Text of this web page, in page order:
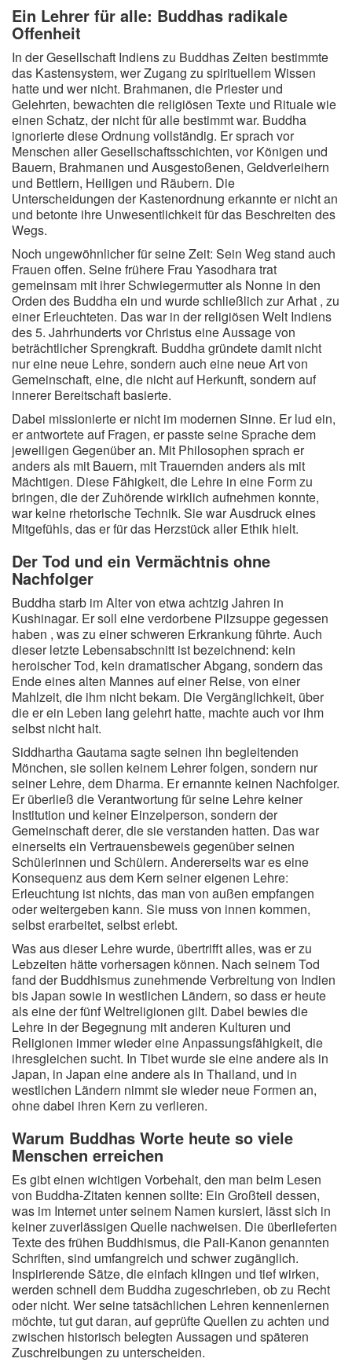
Ein Lehrer für alle: Buddhas radikale
Offenheit
In der Gesellschaft Indiens zu Buddhas Zeiten bestimmte
das Kastensystem, wer Zugang zu spirituellem Wissen
hatte und wer nicht. Brahmanen, die Priester und
Gelehrten, bewachten die religiösen Texte und Rituale wie
einen Schatz, der nicht für alle bestimmt war. Buddha
ignorierte diese Ordnung vollständig. Er sprach vor
Menschen aller Gesellschaftsschichten, vor Königen und
Bauern, Brahmanen und Ausgestoßenen, Geldverleihern
und Bettlern, Heiligen und Räubern. Die
Unterscheidungen der Kastenordnung erkannte er nicht an
und betonte ihre Unwesentlichkeit für das Beschreiten des
Wegs.
Noch ungewöhnlicher für seine Zeit: Sein Weg stand auch
Frauen offen. Seine frühere Frau Yasodhara trat
gemeinsam mit ihrer Schwiegermutter als Nonne in den
Orden des Buddha ein und wurde schließlich zur Arhat , zu
einer Erleuchteten. Das war in der religiösen Welt Indiens
des 5. Jahrhunderts vor Christus eine Aussage von
beträchtlicher Sprengkraft. Buddha gründete damit nicht
nur eine neue Lehre, sondern auch eine neue Art von
Gemeinschaft, eine, die nicht auf Herkunft, sondern auf
innerer Bereitschaft basierte.
Dabei missionierte er nicht im modernen Sinne. Er lud ein,
er antwortete auf Fragen, er passte seine Sprache dem
jeweiligen Gegenüber an. Mit Philosophen sprach er
anders als mit Bauern, mit Trauernden anders als mit
Mächtigen. Diese Fähigkeit, die Lehre in eine Form zu
bringen, die der Zuhörende wirklich aufnehmen konnte,
war keine rhetorische Technik. Sie war Ausdruck eines
Mitgefühls, das er für das Herzstück aller Ethik hielt.
Der Tod und ein Vermächtnis ohne
Nachfolger
Buddha starb im Alter von etwa achtzig Jahren in
Kushinagar. Er soll eine verdorbene Pilzsuppe gegessen
haben , was zu einer schweren Erkrankung führte. Auch
dieser letzte Lebensabschnitt ist bezeichnend: kein
heroischer Tod, kein dramatischer Abgang, sondern das
Ende eines alten Mannes auf einer Reise, von einer
Mahlzeit, die ihm nicht bekam. Die Vergänglichkeit, über
die er ein Leben lang gelehrt hatte, machte auch vor ihm
selbst nicht halt.
Siddhartha Gautama sagte seinen ihn begleitenden
Mönchen, sie sollen keinem Lehrer folgen, sondern nur
seiner Lehre, dem Dharma. Er ernannte keinen Nachfolger.
Er überließ die Verantwortung für seine Lehre keiner
Institution und keiner Einzelperson, sondern der
Gemeinschaft derer, die sie verstanden hatten. Das war
einerseits ein Vertrauensbeweis gegenüber seinen
Schülerinnen und Schülern. Andererseits war es eine
Konsequenz aus dem Kern seiner eigenen Lehre:
Erleuchtung ist nichts, das man von außen empfangen
oder weitergeben kann. Sie muss von innen kommen,
selbst erarbeitet, selbst erlebt.
Was aus dieser Lehre wurde, übertrifft alles, was er zu
Lebzeiten hätte vorhersagen können. Nach seinem Tod
fand der Buddhismus zunehmende Verbreitung von Indien
bis Japan sowie in westlichen Ländern, so dass er heute
als eine der fünf Weltreligionen gilt. Dabei bewies die
Lehre in der Begegnung mit anderen Kulturen und
Religionen immer wieder eine Anpassungsfähigkeit, die
ihresgleichen sucht. In Tibet wurde sie eine andere als in
Japan, in Japan eine andere als in Thailand, und in
westlichen Ländern nimmt sie wieder neue Formen an,
ohne dabei ihren Kern zu verlieren.
Warum Buddhas Worte heute so viele
Menschen erreichen
Es gibt einen wichtigen Vorbehalt, den man beim Lesen
von Buddha-Zitaten kennen sollte: Ein Großteil dessen,
was im Internet unter seinem Namen kursiert, lässt sich in
keiner zuverlässigen Quelle nachweisen. Die überlieferten
Texte des frühen Buddhismus, die Pali-Kanon genannten
Schriften, sind umfangreich und schwer zugänglich.
Inspirierende Sätze, die einfach klingen und tief wirken,
werden schnell dem Buddha zugeschrieben, ob zu Recht
oder nicht. Wer seine tatsächlichen Lehren kennenlernen
möchte, tut gut daran, auf geprüfte Quellen zu achten und
zwischen historisch belegten Aussagen und späteren
Zuschreibungen zu unterscheiden.